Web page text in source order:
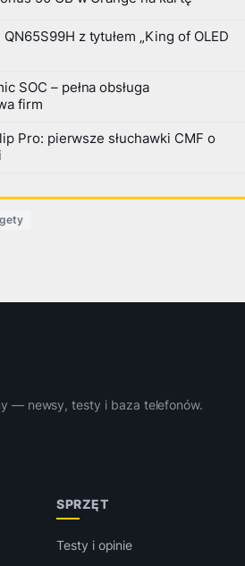
z tytułem „King of OLED
SOC – pełna obsługa
firm
Pro: pierwsze słuchawki CMF o
— newsy, testy i baza telefonów.
SPRZĘT
Testy i opinie